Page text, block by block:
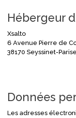
Hébergeur
Xsalto
6 Avenue Pierre de
38170 Seyssinet-
Données
Les adresses